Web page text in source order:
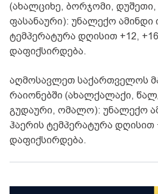
(ახალციხე, ბორჯომი, დუშეთი,
ფასანაური): უნალექო ამინდი
ტემპერატურა დღისით +12,
დაფიქსირდება.
აღმოსავლეთ საქართველოს
რაიონებში (ახალქალაქი,
გუდაური, ომალო): უნალექო
ჰაერის ტემპერატურა დღისით
დაფიქსირდება.